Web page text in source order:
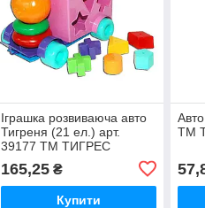
Іграшка розвиваюча авто
Тигреня (21 ел.) арт.
39177 ТМ ТИГРЕС
165,25₴
Купити
ТМ